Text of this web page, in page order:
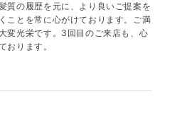
質の履歴を元に、より良いご提案を
ことを常に心がけております。ご満
変光栄です。3回目のご来店も、心
おります。